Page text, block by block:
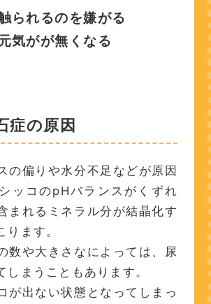
られるのを嫌がる
気がが無くなる
症の原因
の偏りや水分不足などが原因
ッコのpHバランスがくずれ
まれるミネラル分が結晶化す
ります。
数や大きさなによっては、尿
しまうこともあります。
が出ない状態となってしまっ